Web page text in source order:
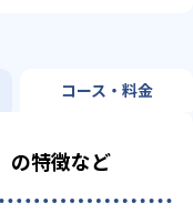
コース・料金
の特徴など